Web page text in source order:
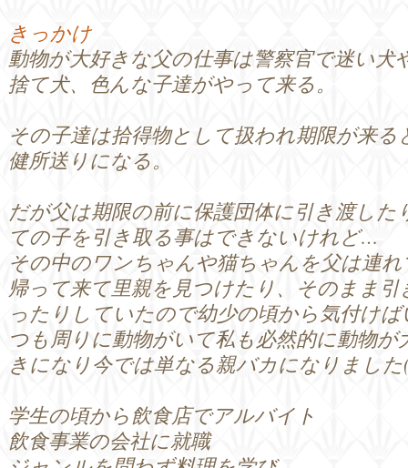
きっかけ
動物が大好きな父の仕事は警察官で迷い犬
捨て犬、色んな子達がやって来る。
その子達は拾得物として扱われ期限が来る
健所送りになる。
だが父は期限の前に保護団体に引き渡した
ての子を引き取る事はできないけれど…
その中のワンちゃんや猫ちゃんを父は連れ
帰って来て里親を見つけたり、そのまま引
ったりしていたので幼少の頃から気付けば
つも周りに動物がいて私も必然的に動物が
きになり今では単なる親バカになりました
学生の頃から飲食店でアルバイト
飲食事業の会社に就職